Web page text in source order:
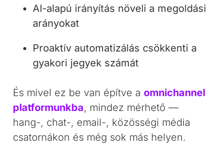
AI-alapú irányítás növeli a megoldási
arányokat
Proaktív automatizálás csökkenti a
gyakori jegyek számát
És mivel ez be van építve aomnichannel
platformunkba, mindez mérhető —
hang-, chat-, email-, közösségi média
csatornákon és még sok más helyen.